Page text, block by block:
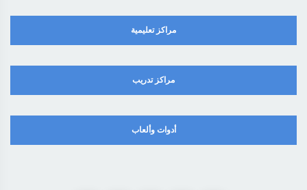
مراكز تعليمية
مراكز تدريب
أدوات وألعاب